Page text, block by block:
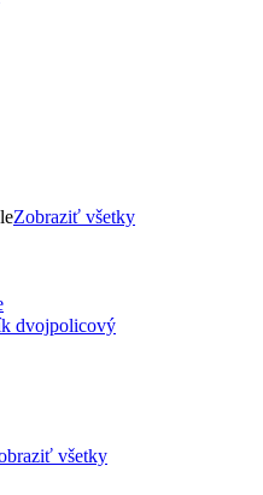
Zobraziť všetky
všetky